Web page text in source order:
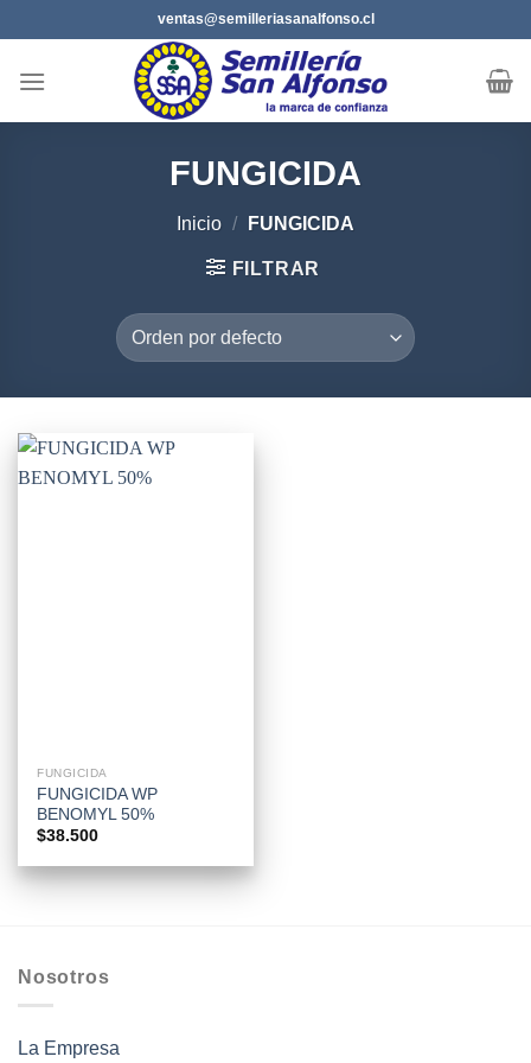
al
contenido
ventas@semilleriasanalfonso.cl
FUNGICIDA
Inicio / FUNGICIDA
FILTRAR
FUNGICIDA
FUNGICIDA WP
BENOMYL 50%
$38.500
Nosotros
La Empresa